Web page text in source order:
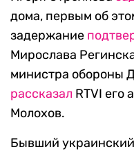
дома, первым об
задержание
Мирослава
министра обороны
рассказал RTVI его
Молохов.
Бывший